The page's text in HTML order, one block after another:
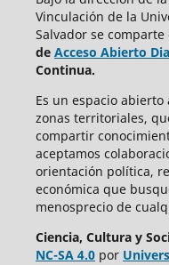
Vinculación de la
Salvador se comparte
de Acceso Abierto
Continua.
Es un espacio
zonas territoriales,
compartir
aceptamos
orientación política,
económica que
menosprecio de
Ciencia, Cultura y
NC-SA 4.0por